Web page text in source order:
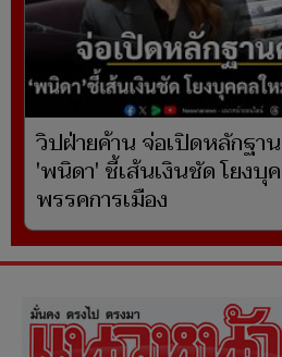
วิปฝ่ายค้าน จ่อเปิดหลักฐา
'พนิดา' ชี้เส้นเงินชัด โยงบุ
พรรคการเมือง